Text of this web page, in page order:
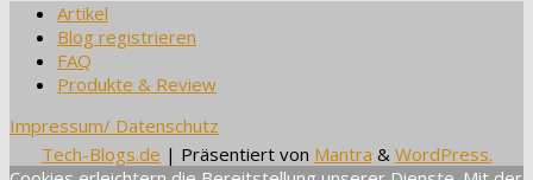
Artikel
Blog registrieren
FAQ
Produkte & Review
Impressum/ Datenschutz
Tech-Blogs.de | Präsentiert von Mantra & WordPress.